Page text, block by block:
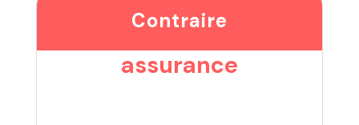
Contraire
assurance